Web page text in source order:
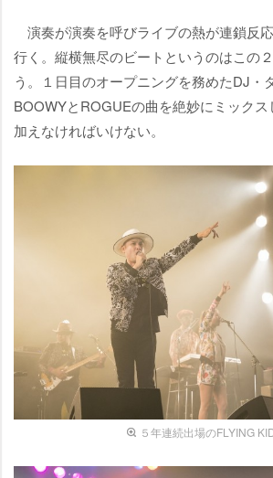
演奏が演奏を呼びライブの熱が連鎖反
行く。縦横無尽のビートというのはこの
う。１日目のオープニングを務めたDJ・
BOOWYとROGUEの曲を絶妙にミック
加えなければいけない。
５年連続出場のFLYING